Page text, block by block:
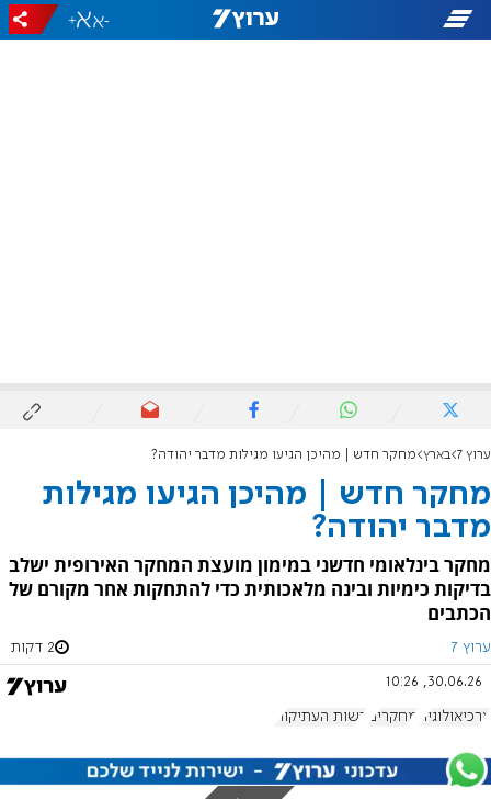
-
+
ערוץ 7 בארץ מחקר חדש | מהיכן הגיעו מגילות מדבר יהודה?
מחקר חדש | מהיכן הגיעו מגילות
מדבר יהודה?
מחקר בינלאומי חדשני במימון מועצת המחקר האירופית ישלב
בדיקות כימיות ובינה מלאכותית כדי להתחקות אחר מקורם של
הכתבים
ערוץ 7 2 דקות
30.06.26, 10:26
ארכיאולוגיה מחקרים רשות העתיקות